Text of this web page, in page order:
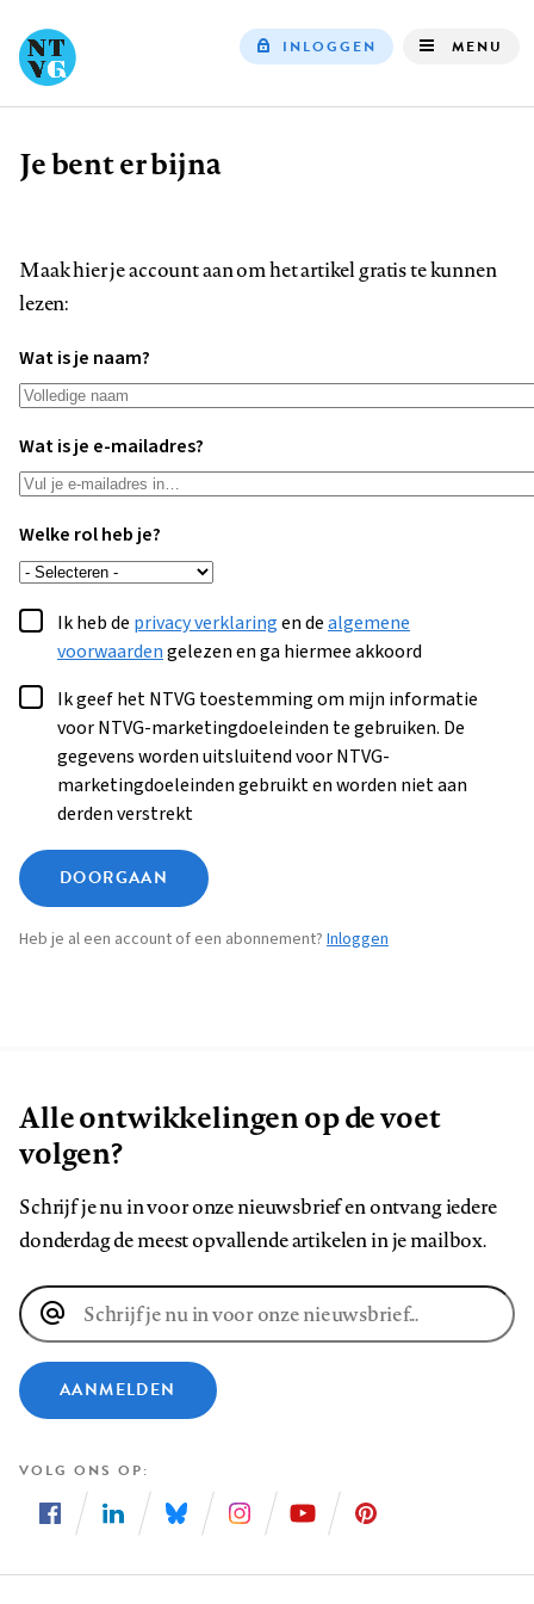
INLOGGEN MENU
Kruimelpad
Je bent er bijna
Maak hier je account aan om het artikel gratis te kunnen
lezen:
Wat is je naam?
Wat is je e-mailadres?
Welke rol heb je?
Ik heb de privacy verklaringen dealgemene
voorwaardengelezen en ga hiermee akkoord
Ik geef het NTVG toestemming om mijn informatie
voor NTVG-marketingdoeleinden te gebruiken. De
gegevens worden uitsluitend voor NTVG-
marketingdoeleinden gebruikt en worden niet aan
derden verstrekt
DOORGAAN
Heb je al een account of een abonnement? Inloggen
Alle ontwikkelingen op de voet
volgen?
Schrijf je nu in voor onze nieuwsbrief en ontvang iedere
donderdag de meest opvallende artikelen in je mailbox.
E-
mailadres
AANMELDEN
VOLG ONS OP
ons
ons
ons
ons
ons
ons